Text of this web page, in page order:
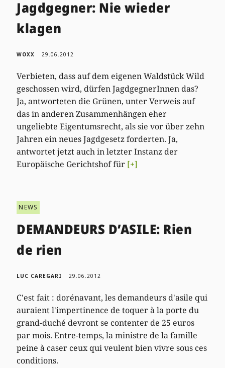
Jagdgegner: Nie wieder
klagen
WOXX 29.06.2012
Verbieten, dass auf dem eigenen Waldstück Wild
geschossen wird, dürfen JagdgegnerInnen das?
Ja, antworteten die Grünen, unter Verweis auf
das in anderen Zusammenhängen eher
ungeliebte Eigentumsrecht, als sie vor über zehn
Jahren ein neues Jagdgesetz forderten. Ja,
antwortet jetzt auch in letzter Instanz der
Europäische Gerichtshof für [+]
NEWS
DEMANDEURS D’ASILE: Rien
de rien
LUC CAREGARI 29.06.2012
C'est fait : dorénavant, les demandeurs d'asile qui
auraient l'impertinence de toquer à la porte du
grand-duché devront se contenter de 25 euros
par mois. Entre-temps, la ministre de la famille
peine à caser ceux qui veulent bien vivre sous ces
conditions.